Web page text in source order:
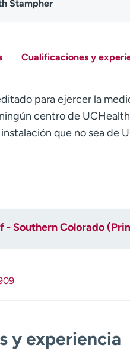
Stampher
Cualificaciones y
para ejercer la
centro de
que no sea de
- Southern Colorado
y experiencia